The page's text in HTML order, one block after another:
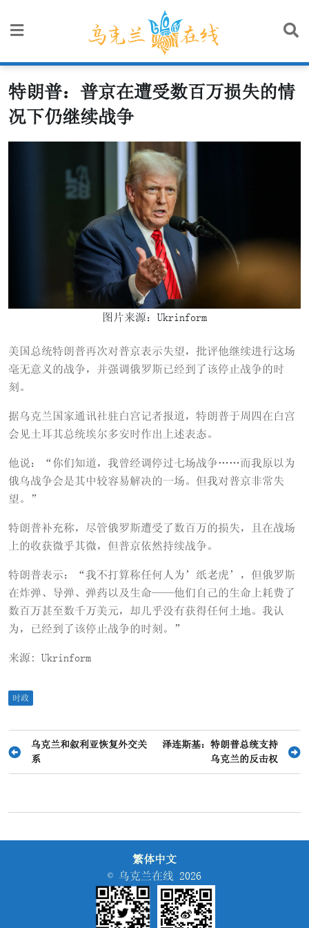
特朗普：普京在遭受数百万损失的情
况下仍继续战争
图片来源：Ukrinform
美国总统特朗普再次对普京表示失望，批评他继续进行这场
毫无意义的战争，并强调俄罗斯已经到了该停止战争的时
刻。
据乌克兰国家通讯社驻白宫记者报道，特朗普于周四在白宫
会见土耳其总统埃尔多安时作出上述表态。
他说：“你们知道，我曾经调停过七场战争……而我原以为
俄乌战争会是其中较容易解决的一场。但我对普京非常失
望。”
特朗普补充称，尽管俄罗斯遭受了数百万的损失，且在战场
上的收获微乎其微，但普京依然持续战争。
特朗普表示：“我不打算称任何人为’纸老虎’，但俄罗斯
在炸弹、导弹、弹药以及生命——他们自己的生命上耗费了
数百万甚至数千万美元，却几乎没有获得任何土地。我认
为，已经到了该停止战争的时刻。”
来源: Ukrinform
时政
文
航
乌克兰和叙利亚恢复外交关
系
泽连斯基：特朗普总统支持
乌克兰的反击权
繁体中文
© 乌克兰在线 2026